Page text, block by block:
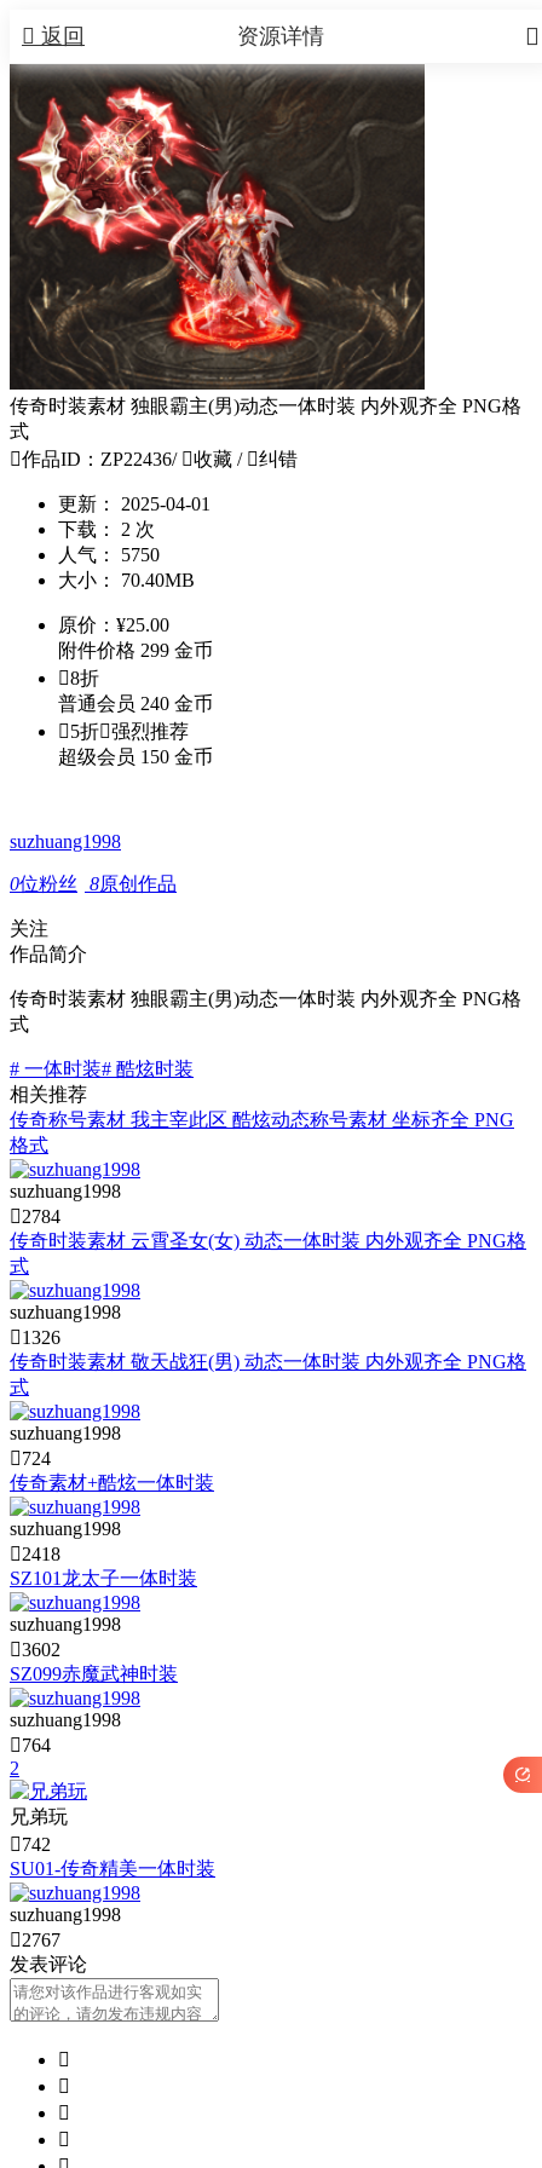
 返回 
资源详情
传奇时装素材 独眼霸主(男)动态一体时装 内外观齐全 PNG格
式
作品ID：ZP22436/ 收藏 / 纠错
更新：
2025-04-01
下载：
2 次
人气：
5750
大小：
70.40MB
原价： ¥25.00
附件价格 299 金币
8折
普通会员 240 金币
5折强烈推荐
超级会员 150 金币
suzhuang1998
0位粉丝 8原创作品
关注
作品简介
传奇时装素材 独眼霸主(男)动态一体时装 内外观齐全 PNG格
式
# 一体时装# 酷炫时装
相关推荐
传奇称号素材 我主宰此区 酷炫动态称号素材 坐标齐全 PNG
格式
suzhuang1998
2784
传奇时装素材 云霄圣女(女) 动态一体时装 内外观齐全 PNG格
式
suzhuang1998
1326
传奇时装素材 敬天战狂(男) 动态一体时装 内外观齐全 PNG格
式
suzhuang1998
724
传奇素材+酷炫一体时装
suzhuang1998
2418
SZ101龙太子一体时装
suzhuang1998
3602
SZ099赤魔武神时装
suzhuang1998
764
2
兄弟玩
742
SU01-传奇精美一体时装
suzhuang1998
2767
发表评论




